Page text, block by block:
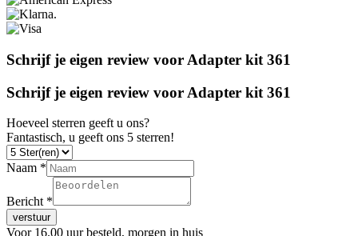
Schrijf je eigen review voor Adapter kit 361
Schrijf je eigen review voor Adapter kit 361
Hoeveel sterren geeft u ons?
Fantastisch, u geeft ons 5 sterren!
Naam *
Bericht *
verstuur
Voor 16.00 uur besteld, morgen in huis